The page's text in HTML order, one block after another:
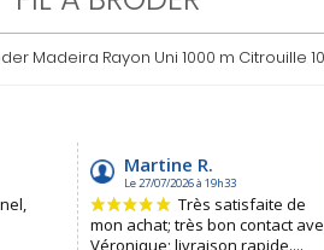
Madeira Rayon Uni 1000 m Citrouille